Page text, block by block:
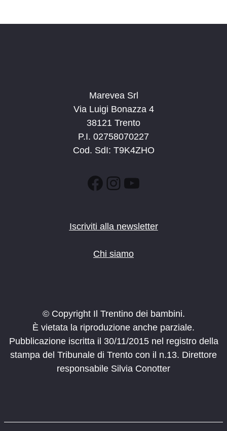
Marevea Srl
Via Luigi Bonazza 4
38121 Trento
P.I. 02758070227
Cod. SdI: T9K4ZHO
Facebook
Instagram
YouTube
Iscriviti alla newsletter
Chi siamo
© Copyright Il Trentino dei bambini.
È vietata la riproduzione anche parziale.
Pubblicazione iscritta il 30/11/2015 nel registro della
stampa del Tribunale di Trento con il n.13. Direttore
responsabile Silvia Conotter